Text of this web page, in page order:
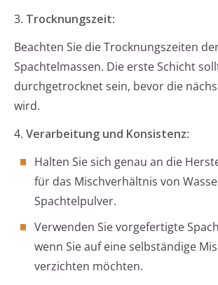
3. Trocknungszeit:
Beachten Sie die Trocknungszeiten
Spachtelmassen. Die erste Schicht
durchgetrocknet sein, bevor die
wird.
4. Verarbeitung und Konsistenz:
Halten Sie sich genau an die
für das Mischverhältnis von
Spachtelpulver.
Verwenden Sie vorgefertigte
wenn Sie auf eine selbständige
verzichten möchten.